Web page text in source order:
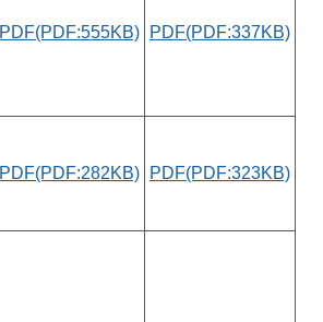
PDF(PDF:555KB) PDF(PDF:337KB)
PDF(PDF:282KB) PDF(PDF:323KB)